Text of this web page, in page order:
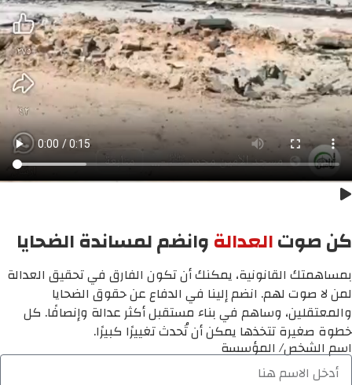
كن صوتالعدالةوانضم لمساندة الضحايا
بمساهمتك القانونية، يمكنك أن تكون الفارق في تحقيق العدالة
لمن لا صوت لهم. انضم إلينا في الدفاع عن حقوق الضحايا
والمعتقلين، وساهم في بناء مستقبل أكثر عدالة وإنصافًا. كل
خطوة صغيرة تتخذها يمكن أن تُحدث تغييرًا كبيرًا.
اسم الشخص/ المؤسسة